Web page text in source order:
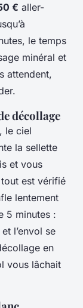
€ aller-
le temps
minéral et
attendent,
décollage
le ciel
la sellette
et vous
tout est vérifié
lentement
5 minutes :
l’envol se
en
vous lâchait